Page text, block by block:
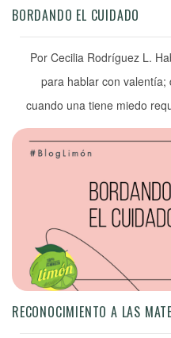
BORDANDO EL CUIDADO
Por Cecilia Rodríguez L.
para hablar con
cuando una tiene miedo
palabras fluyen entre
pero si algo tienen en
dentro y hacia
RECONOCIMIENTO A LAS